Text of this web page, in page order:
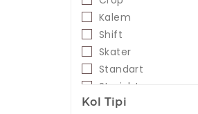
Sıklamen
Siyah - Beyaz
Somon
Taba
Tarçın
Taş
Kalem
Shift
Skater
Standart
Straight
Kol Tipi